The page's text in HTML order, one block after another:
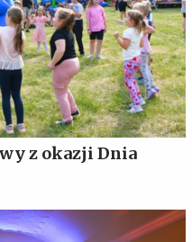
z okazji Dnia